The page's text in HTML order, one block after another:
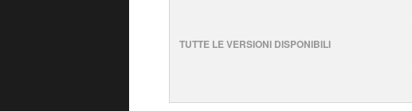
TUTTE LE VERSIONI DISPONIBILI